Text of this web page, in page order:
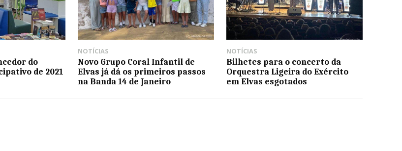
do
de 2021
NOTÍCIAS
Novo Grupo Coral Infantil de
Elvas já dá os primeiros passos
na Banda 14 de Janeiro
NOTÍCIAS
Bilhetes para o concerto da
Orquestra Ligeira do Exército
em Elvas esgotados